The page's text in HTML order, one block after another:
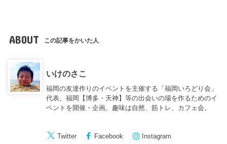
ABOUT この記事をかいた人
いけのさこ
福岡の友達作りのイベントを主催する「福岡いろどり会」
代表。福岡【博多・天神】等の出会いの場を作るためのイ
ベントを開催・企画。趣味は自然、筋トレ、カフェ会。
Twitter Facebook Instagram